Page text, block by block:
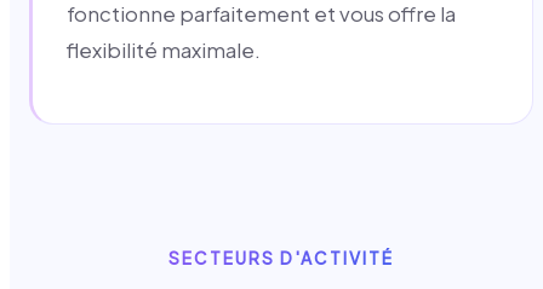
fonctionne parfaitement et vous offre la
flexibilité maximale.
SECTEURS D'ACTIVITÉ